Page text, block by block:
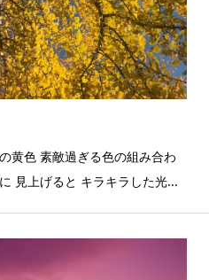
黄色 素敵過ぎる色の組み合わ
見上げると キラキラした光...